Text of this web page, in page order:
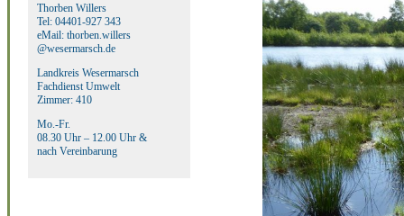
Thorben Willers
Tel: 04401-927 343
eMail: thorben.willers
@wesermarsch.de
Landkreis Wesermarsch
Fachdienst Umwelt
Zimmer: 410
Mo.-Fr.
08.30 Uhr – 12.00 Uhr &
nach Vereinbarung